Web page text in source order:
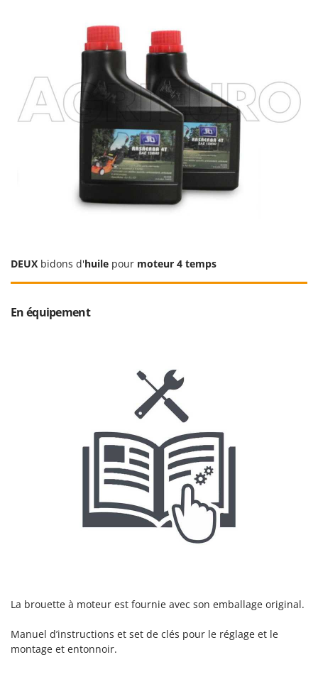
Zomax
DEUX bidons d'huile pour moteur 4 temps
En équipement
La brouette à moteur est fournie avec son emballage original.
Manuel d’instructions et set de clés pour le réglage et le
montage et entonnoir.